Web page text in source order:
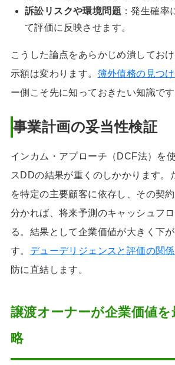
訴訟リスクや環境問題 ：発生確率
て評価に反映させます。
こうした論点をあらかじめ潰してお
示額は変わります。 簿外債務の見つ
ー側こそ先に知っておきたい知識です
事業計画の妥当性検証
インカム・アプローチ（DCF法）を
スDDの結果が重くのしかかります。
を特定の主要顧客に依存し、その契
分かれば、将来予測のキャッシュフ
る。結果として企業価値が大きく下
す。 デューデリジェンスと評価の関係
防に直結します。
譲渡オーナーが企業価値
略